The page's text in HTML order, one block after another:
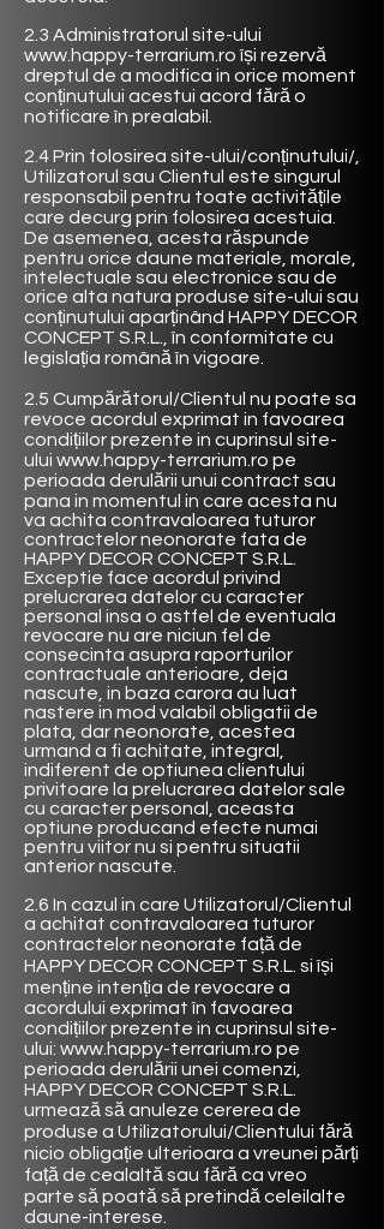
2.3 Administratorul site-ului
www.happy-terrarium.roîși rezervă
dreptul de a modifica in orice moment
conținutului acestui acord fără o
notificare în prealabil.
2.4 Prin folosirea site-ului/conținutului/,
Utilizatorul sau Clientul este singurul
responsabil pentru toate activitățile
care decurg prin folosirea acestuia.
De asemenea, acesta răspunde
pentru orice daune materiale, morale,
intelectuale sau electronice sau de
orice alta natura produse site-ului sau
conținutului aparținând HAPPY DECOR
CONCEPT S.R.L., în conformitate cu
legislația română în vigoare.
2.5 Cumpărătorul/Clientul nu poate sa
revoce acordul exprimat in favoarea
condițiilor prezente in cuprinsul site-
ului www.happy-terrarium.ro pe
perioada derulării unui contract sau
pana in momentul in care acesta nu
va achita contravaloarea tuturor
contractelor neonorate fata de
HAPPY DECOR CONCEPT S.R.L.
Exceptie face acordul privind
prelucrarea datelor cu caracter
personal insa o astfel de eventuala
revocare nu are niciun fel de
consecinta asupra raporturilor
contractuale anterioare, deja
nascute, in baza carora au luat
nastere in mod valabil obligatii de
plata, dar neonorate, acestea
urmand a fi achitate, integral,
indiferent de optiunea clientului
privitoare la prelucrarea datelor sale
cu caracter personal, aceasta
optiune producand efecte numai
pentru viitor nu si pentru situatii
anterior nascute.
2.6 In cazul in care Utilizatorul/Clientul
a achitat contravaloarea tuturor
contractelor neonorate față de
HAPPY DECOR CONCEPT S.R.L. si își
menține intenția de revocare a
acordului exprimat în favoarea
condițiilor prezente in cuprinsul site-
ului: www.happy-terrarium.ro pe
perioada derulării unei comenzi,
HAPPY DECOR CONCEPT S.R.L.
urmează să anuleze cererea de
produse a Utilizatorului/Clientului fără
nicio obligație ulterioara a vreunei părți
față de cealaltă sau fără ca vreo
parte să poată să pretindă celeilalte
daune-interese.